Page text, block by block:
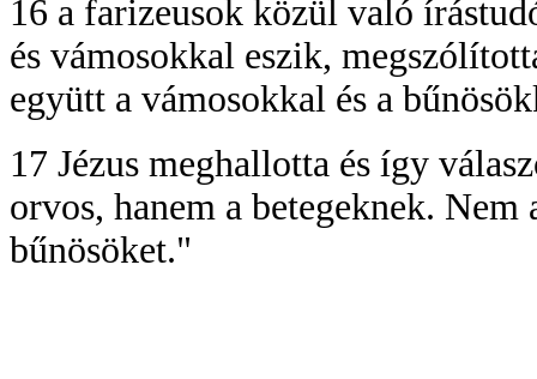
16 a farizeusok közül való
és vámosokkal eszik,
együtt a vámosokkal és a
17 Jézus meghallotta és így
orvos, hanem a betegeknek.
bűnösöket."